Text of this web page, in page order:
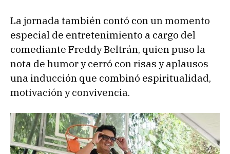
La jornada también contó con un momento
especial de entretenimiento a cargo del
comediante Freddy Beltrán, quien puso la
nota de humor y cerró con risas y aplausos
una inducción que combinó espiritualidad,
motivación y convivencia.